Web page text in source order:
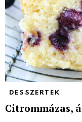
DESSZERTEK
Citrommázas,